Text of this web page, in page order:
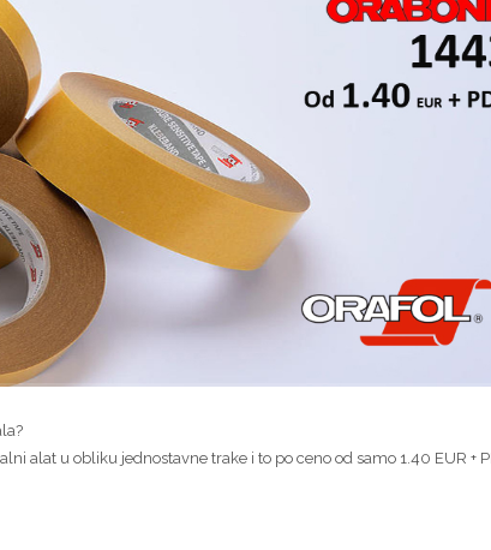
alat u obliku jednostavne trake i to po ceno od samo 1.40 EUR +